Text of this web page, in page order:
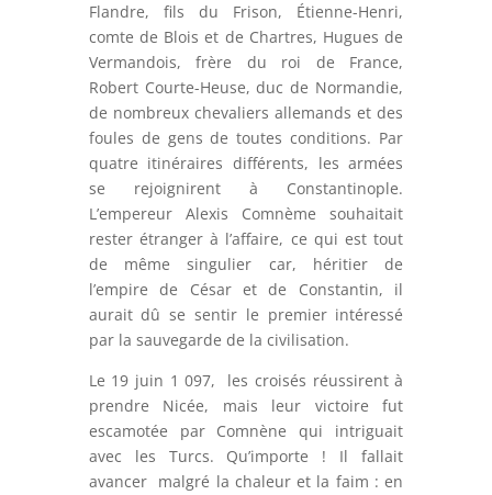
Flandre, fils du Frison, Étienne-Henri,
comte de Blois et de Chartres, Hugues de
Vermandois, frère du roi de France,
Robert Courte-Heuse, duc de Normandie,
de nombreux chevaliers allemands et des
foules de gens de toutes conditions. Par
quatre itinéraires différents, les armées
se rejoignirent à Constantinople.
L’empereur Alexis Comnème souhaitait
rester étranger à l’affaire, ce qui est tout
de même singulier car, héritier de
l’empire de César et de Constantin, il
aurait dû se sentir le premier intéressé
par la sauvegarde de la civilisation.
Le 19 juin 1 097, les croisés réussirent à
prendre Nicée, mais leur victoire fut
escamotée par Comnène qui intriguait
avec les Turcs. Qu’importe ! Il fallait
avancer malgré la chaleur et la faim : en